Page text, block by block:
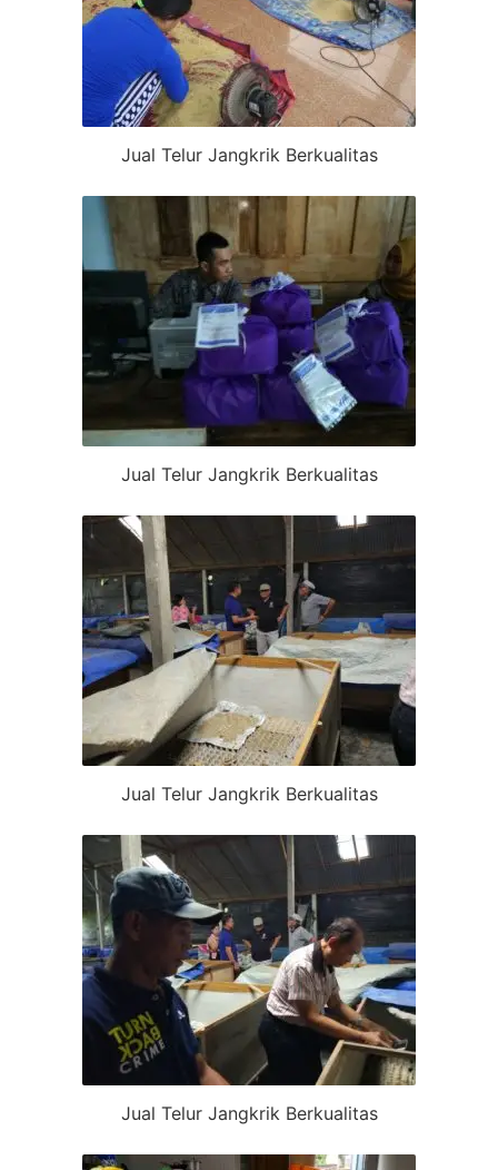
Jual Telur Jangkrik Berkualitas
Jual Telur Jangkrik Berkualitas
Jual Telur Jangkrik Berkualitas
Jual Telur Jangkrik Berkualitas